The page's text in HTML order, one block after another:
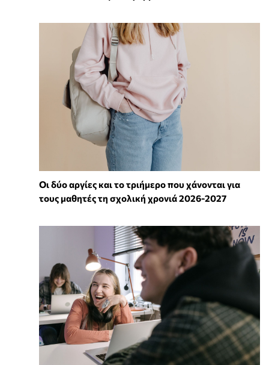
Οι δύο αργίες και το τριήμερο που χάνονται για
τους μαθητές τη σχολική χρονιά 2026-2027